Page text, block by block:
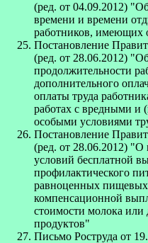
(ред. от 04.09.2012)
времени и времени
работников, имеющих
Постановление
(ред. от 28.06.2012)
продолжительности
дополнительного
оплаты труда
работах с вредными
особыми условиями
Постановление
(ред. от 28.06.2012) "О
условий бесплатной
профилактического
равноценных пищевых
компенсационной
стоимости молока
продуктов"
Письмо Роструда от